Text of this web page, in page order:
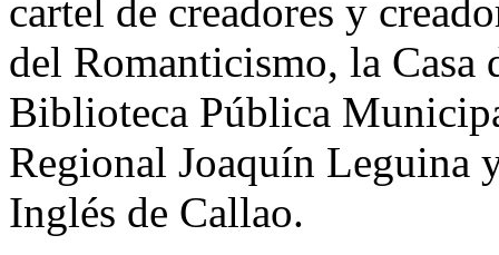
cartel de creadores y
del Romanticismo, la
Biblioteca Pública
Regional Joaquín Leguina
Inglés de Callao.